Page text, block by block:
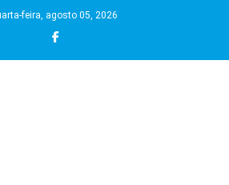
feira, agosto 05, 2026